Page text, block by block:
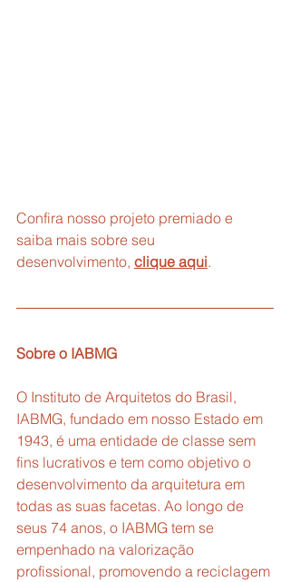
Confira nosso projeto premiado e
saiba mais sobre seu
desenvolvimento, clique aqui.
Sobre o IABMG
O Instituto de Arquitetos do Brasil,
IABMG, fundado em nosso Estado em
1943, é uma entidade de classe sem
fins lucrativos e tem como objetivo o
desenvolvimento da arquitetura em
todas as suas facetas. Ao longo de
seus 74 anos, o IABMG tem se
empenhado na valorização
profissional, promovendo a reciclagem